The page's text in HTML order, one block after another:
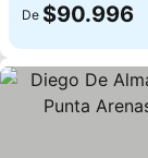
De $90.996